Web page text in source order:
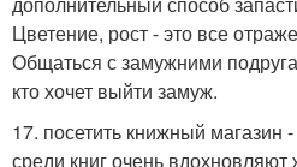
Цветение, рост - это все
Общаться с замужними
кто хочет выйти замуж.
17. посетить книжный магазин
среди книг очень